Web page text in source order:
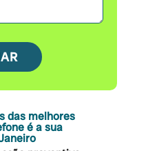
das melhores
é a sua